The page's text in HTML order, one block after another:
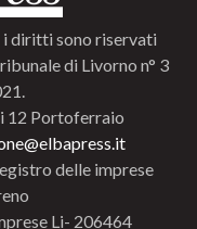
diritti sono riservati
di Livorno n° 3
12 Portoferraio
delle imprese
Li- 206464